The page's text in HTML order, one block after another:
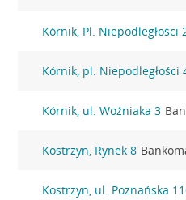
Kórnik, Pl. Niepodległości
Kórnik, pl. Niepodległości
Kórnik, ul. Woźniaka 3
Kostrzyn, Rynek 8
Kostrzyn, ul. Poznańska